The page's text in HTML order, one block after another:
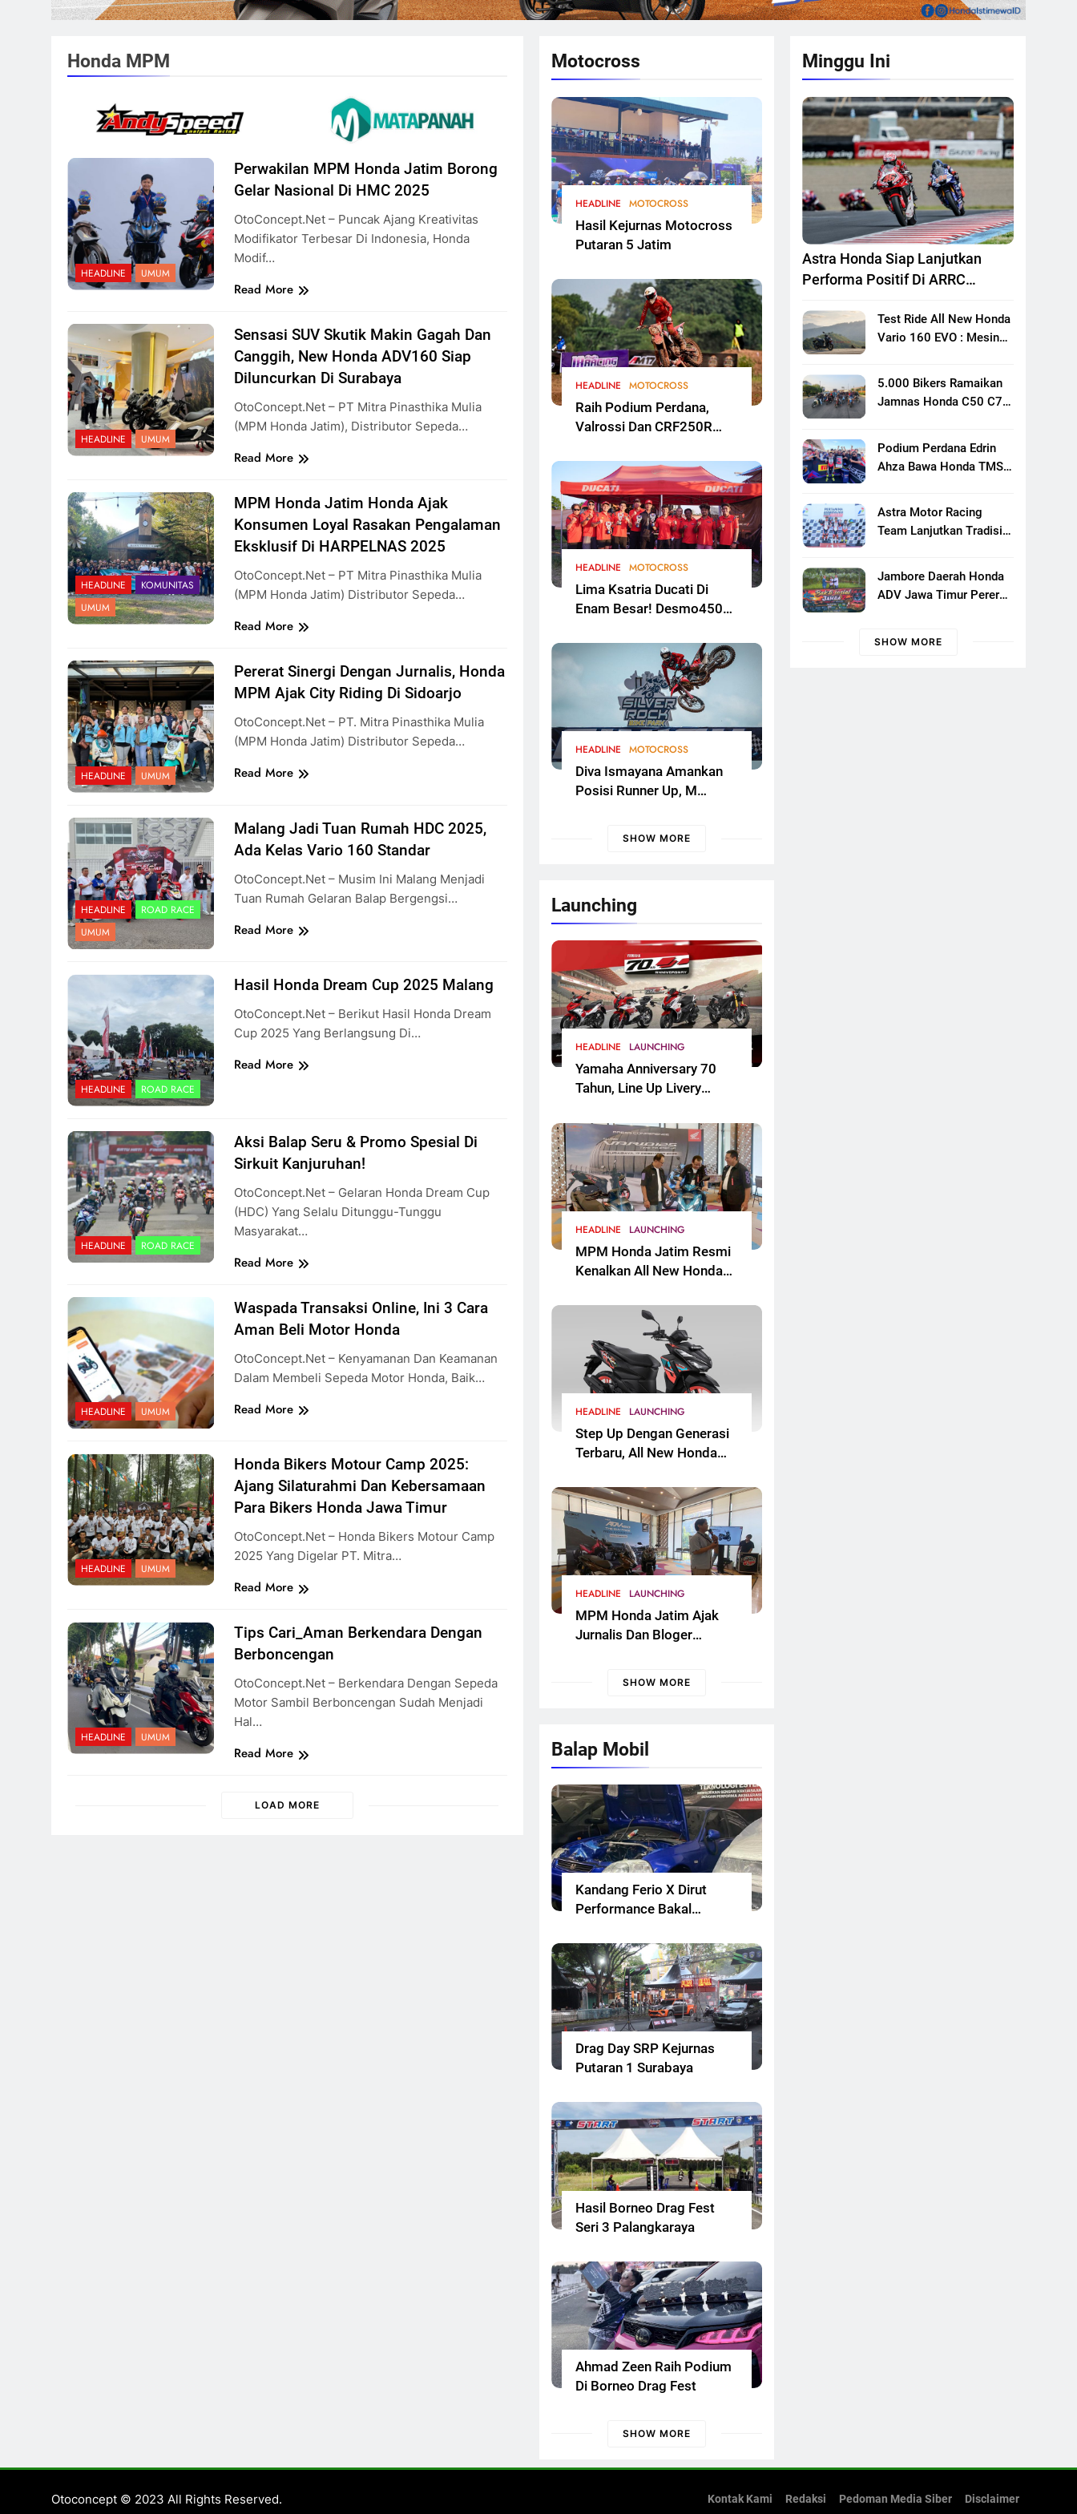
Motocross
HEADLINE MOTOCROSS
Hasil Kejurnas Motocross
Putaran 5 Jatim
HEADLINE MOTOCROSS
Raih Podium Perdana,
Valrossi Dan CRF250R
Motocross Bekasi
HEADLINE MOTOCROSS
Lima Ksatria Ducati Di
Enam Besar! Desmo450
Cleosa Series
Championship 2026
Round 2
HEADLINE MOTOCROSS
Diva Ismayana Amankan
Posisi Runner Up, M
SHOW MORE
Launching
HEADLINE LAUNCHING
Yamaha Anniversary 70
Tahun, Line Up Livery
Mengaspal
HEADLINE LAUNCHING
MPM Honda Jatim Resmi
Kenalkan All New Honda
HEADLINE LAUNCHING
Step Up Dengan Generasi
Terbaru, All New Honda
Dan Sporti. Segera Hadir
Untuk Masyarakat Jawa
Timur
HEADLINE LAUNCHING
MPM Honda Jatim Ajak
Jurnalis Dan Bloger
SHOW MORE
Balap Mobil
Kandang Ferio X Dirut
Performance Bakal
Jabar
Drag Day SRP Kejurnas
Putaran 1 Surabaya
Hasil Borneo Drag Fest
Seri 3 Palangkaraya
Ahmad Zeen Raih Podium
Di Borneo Drag Fest
SHOW MORE
Honda MPM
HEADLINE UMUM
Perwakilan MPM Honda Jatim Borong
Gelar Nasional Di HMC 2025
OtoConcept.net – Puncak Ajang Kreativitas
Modifikator Terbesar Di Indonesia, Honda
Modif…
Read More
HEADLINE UMUM
Sensasi SUV Skutik Makin Gagah Dan
Canggih, New Honda ADV160 Siap
Diluncurkan Di Surabaya
OtoConcept.net – PT Mitra Pinasthika Mulia
(MPM Honda Jatim), Distributor Sepeda…
Read More
HEADLINE
KOMUNITAS
UMUM
MPM Honda Jatim Honda Ajak
Konsumen Loyal Rasakan Pengalaman
Eksklusif Di HARPELNAS 2025
OtoConcept.net – PT Mitra Pinasthika Mulia
(MPM Honda Jatim) Distributor Sepeda…
Read More
HEADLINE UMUM
Pererat Sinergi Dengan Jurnalis, Honda
MPM Ajak City Riding Di Sidoarjo
OtoConcept.net – PT. Mitra Pinasthika Mulia
(MPM Honda Jatim) Distributor Sepeda…
Read More
HEADLINE
ROAD RACE
UMUM
Malang Jadi Tuan Rumah HDC 2025,
Ada Kelas Vario 160 Standar
OtoConcept.net – Musim Ini Malang Menjadi
Tuan Rumah Gelaran Balap Bergengsi…
Read More
HEADLINE ROAD RACE
Hasil Honda Dream Cup 2025 Malang
OtoConcept.net – Berikut Hasil Honda Dream
Cup 2025 Yang Berlangsung Di…
Read More
HEADLINE ROAD RACE
Aksi Balap Seru & Promo Spesial Di
Sirkuit Kanjuruhan!
OtoConcept.net – Gelaran Honda Dream Cup
(HDC) Yang Selalu Ditunggu-Tunggu
Masyarakat…
Read More
HEADLINE UMUM
Waspada Transaksi Online, Ini 3 Cara
Aman Beli Motor Honda
OtoConcept.net – Kenyamanan Dan Keamanan
Dalam Membeli Sepeda Motor Honda, Baik…
Read More
HEADLINE UMUM
Honda Bikers Motour Camp 2025:
Ajang Silaturahmi Dan Kebersamaan
Para Bikers Honda Jawa Timur
OtoConcept.net – Honda Bikers Motour Camp
2025 Yang Digelar PT. Mitra…
Read More
HEADLINE UMUM
Tips Cari_Aman Berkendara Dengan
Berboncengan
OtoConcept.net – Berkendara Dengan Sepeda
Motor Sambil Berboncengan Sudah Menjadi
Hal…
Read More
LOAD MORE
Minggu Ini
Astra Honda Siap Lanjutkan
Performa Positif Di ARRC
Test Ride All New Honda
Vario 160 EVO : Mesin
Responsif
5.000 Bikers Ramaikan
Jamnas Honda C50 C70
Podium Perdana Edrin
Ahza Bawa Honda TMS
Astra Motor Racing
Team Lanjutkan Tradisi
Jambore Daerah Honda
ADV Jawa Timur Pererat
SHOW MORE
Otoconcept © 2023 All Rights Reserved. Kontak Kami Redaksi Pedoman Media Siber Disclaimer